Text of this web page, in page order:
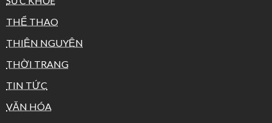
THỂ THAO
THIỆN NGUYỆN
THỜI TRANG
TIN TỨC
VĂN HÓA